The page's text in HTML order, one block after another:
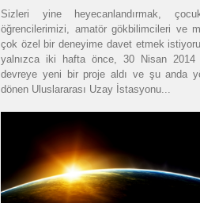
Sizleri yine heyecanlandırmak,
öğrencilerimizi, amatör gökbilimcileri ve
çok özel bir deneyime davet etmek
yalnızca iki hafta önce, 30 Nisan 2014
devreye yeni bir proje aldı ve şu anda
dönen Uluslararası Uzay İstasyonu...